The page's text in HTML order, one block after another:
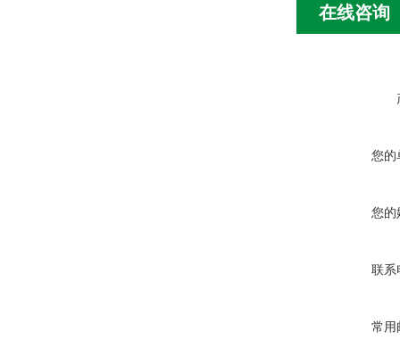
在线咨询
您的
您的
联系
常用